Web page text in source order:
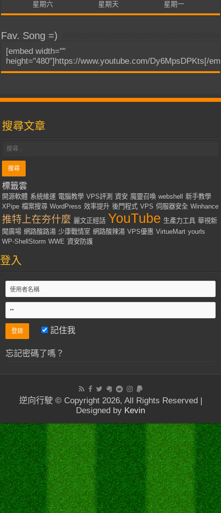
星期六 星期天 星期一
Fav. Song =)
[embed width=""
height="480"]https://www.youtube.com/Dy6MpsDPKts[/
搜尋文章
標籤雲
開源軟體 系統維運 電腦教學 VPS評測 資安 魔靈召喚 webshell
新手教學
XPipe 檔案搜尋 WordPress 效率提升 後門程式 VPS 伺服器安全 Winhance
推特上在夯什麼 麗文正經話 YouTube 生產力工具 華視新
聞廣場 網路酸路湯 少康戰情室 網路酸辣湯 VPS優惠 VirtueMart yourls
WP-ShellStorm WWE 資安防護
登入
記住我
忘記密碼了嗎？
逆向行駛 © Copyright 2026, All Rights Reserved |
Designed by Kevin